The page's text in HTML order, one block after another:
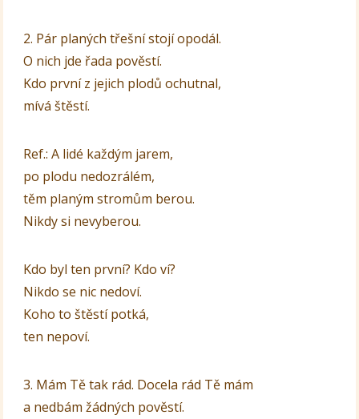
2. Pár planých třešní stojí opodál.
O nich jde řada pověstí.
Kdo první z jejich plodů ochutnal,
mívá štěstí.
Ref.: A lidé každým jarem,
po plodu nedozrálém,
těm planým stromům berou.
Nikdy si nevyberou.
Kdo byl ten první? Kdo ví?
Nikdo se nic nedoví.
Koho to štěstí potká,
ten nepoví.
3. Mám Tě tak rád. Docela rád Tě mám
a nedbám žádných pověstí.